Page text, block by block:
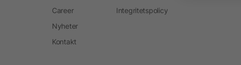
Career
Nyheter
Kontakt
Integritetspolicy